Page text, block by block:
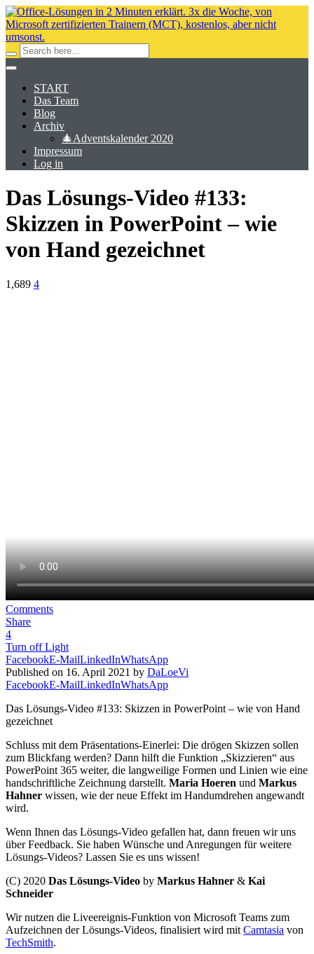
START
Das Team
Blog
Archiv
🎄Adventskalender 2020
Impressum
Log in
Das Lösungs-Video #133:
Skizzen in PowerPoint – wie
von Hand gezeichnet
1,689 4
Comments
Share
4
Turn off Light
FacebookE-MailLinkedInWhatsApp
Published on 16. April 2021 by DaLoeVi
FacebookE-MailLinkedInWhatsApp
Das Lösungs-Video #133: Skizzen in PowerPoint – wie von Hand
gezeichnet
Schluss mit dem Präsentations-Einerlei: Die drögen Skizzen sollen
zum Blickfang werden? Dann hilft die Funktion „Skizzieren“ aus
PowerPoint 365 weiter, die langweilige Formen und Linien wie eine
handschriftliche Zeichnung darstellt. Maria Hoeren und Markus
Hahner wissen, wie der neue Effekt im Handumdrehen angewandt
wird.
Wenn Ihnen das Lösungs-Video gefallen hat, dann freuen wir uns
über Feedback. Sie haben Wünsche und Anregungen für weitere
Lösungs-Videos? Lassen Sie es uns wissen!
(C) 2020 Das Lösungs-Video by Markus Hahner & Kai
Schneider
Wir nutzen die Liveereignis-Funktion von Microsoft Teams zum
Aufzeichnen der Lösungs-Videos, finalisiert wird mit Camtasia von
TechSmith.